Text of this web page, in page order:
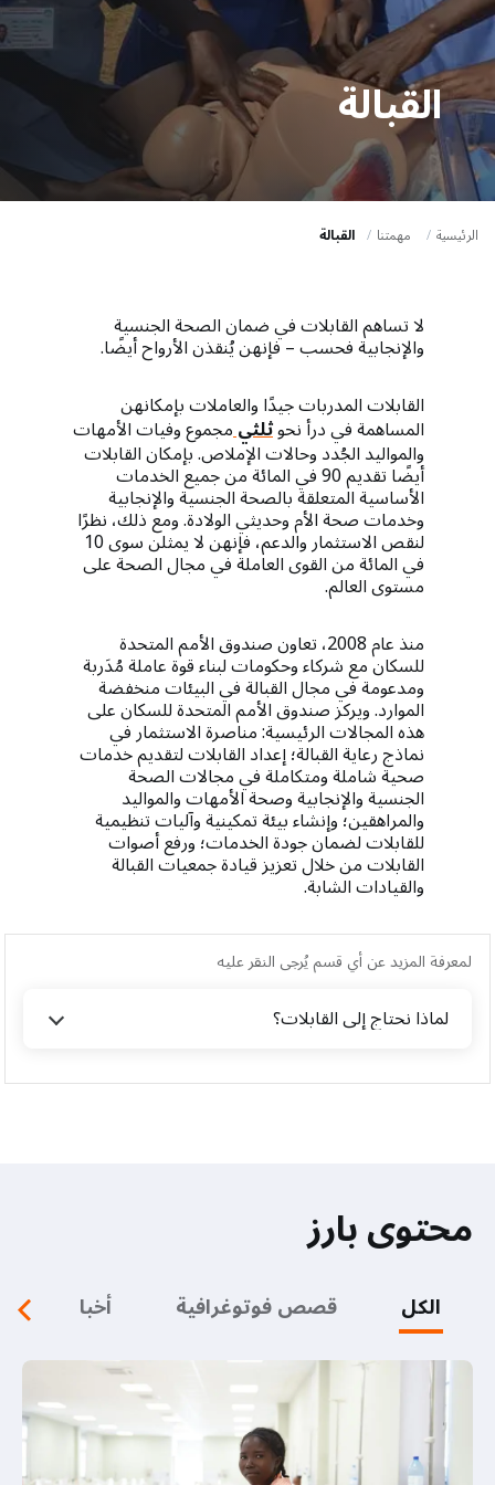
t
i
o
n
القبالة
الرئيسية مهمتنا القبالة
لا تساهم القابلات في ضمان الصحة الجنسية
والإنجابية فحسب – فإنهن يُنقذن الأرواح أيضًا.
القابلات المدربات جيدًا والعاملات بإمكانهن
المساهمة في درأ نحوثلثيمجموع وفيات الأمهات
والمواليد الجُدد وحالات الإملاص. بإمكان القابلات
أيضًا تقديم 90 في المائة من جميع الخدمات
الأساسية المتعلقة بالصحة الجنسية والإنجابية
وخدمات صحة الأم وحديثي الولادة. ومع ذلك، نظرًا
لنقص الاستثمار والدعم، فإنهن لا يمثلن سوى 10
في المائة من القوى العاملة في مجال الصحة على
مستوى العالم.
منذ عام 2008، تعاون صندوق الأمم المتحدة
للسكان مع شركاء وحكومات لبناء قوة عاملة مُدَربة
ومدعومة في مجال القبالة في البيئات منخفضة
الموارد. ويركز صندوق الأمم المتحدة للسكان على
هذه المجالات الرئيسية: مناصرة الاستثمار في
نماذج رعاية القبالة؛ إعداد القابلات لتقديم خدمات
صحية شاملة ومتكاملة في مجالات الصحة
الجنسية والإنجابية وصحة الأمهات والمواليد
والمراهقين؛ وإنشاء بيئة تمكينية وآليات تنظيمية
للقابلات لضمان جودة الخدمات؛ ورفع أصوات
القابلات من خلال تعزيز قيادة جمعيات القبالة
والقيادات الشابة.
لمعرفة المزيد عن أي قسم يُرجى النقر عليه
لماذا نحتاج إلى القابلات؟
محتوى بارز
الكل قصص فوتوغرافية أخبار